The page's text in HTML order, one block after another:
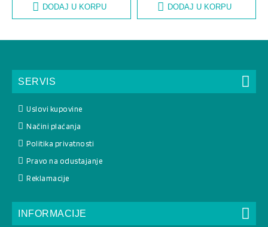
DODAJ U KORPU DODAJ U KORPU
SERVIS
Uslovi kupovine
Načini plaćanja
Politika privatnosti
Pravo na odustajanje
Reklamacije
INFORMACIJE